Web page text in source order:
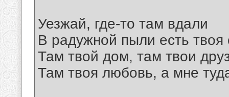
Уезжай, где-то там вдали
В радужной пыли есть твоя
Там твой дом, там твои
Там твоя любовь, а мне